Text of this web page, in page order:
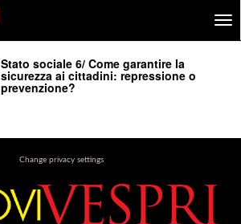
Stato sociale 6/ Come garantire la
sicurezza ai cittadini: repressione o
prevenzione?
Change privacy settings